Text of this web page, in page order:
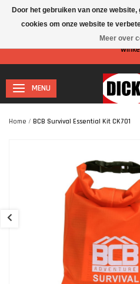
Let op: I.v.m. de zomervakantie is
MENU
Home / BCB Survival Essential Kit CK701
Door het gebruiken van onze
cookies om onze website te
Meer over